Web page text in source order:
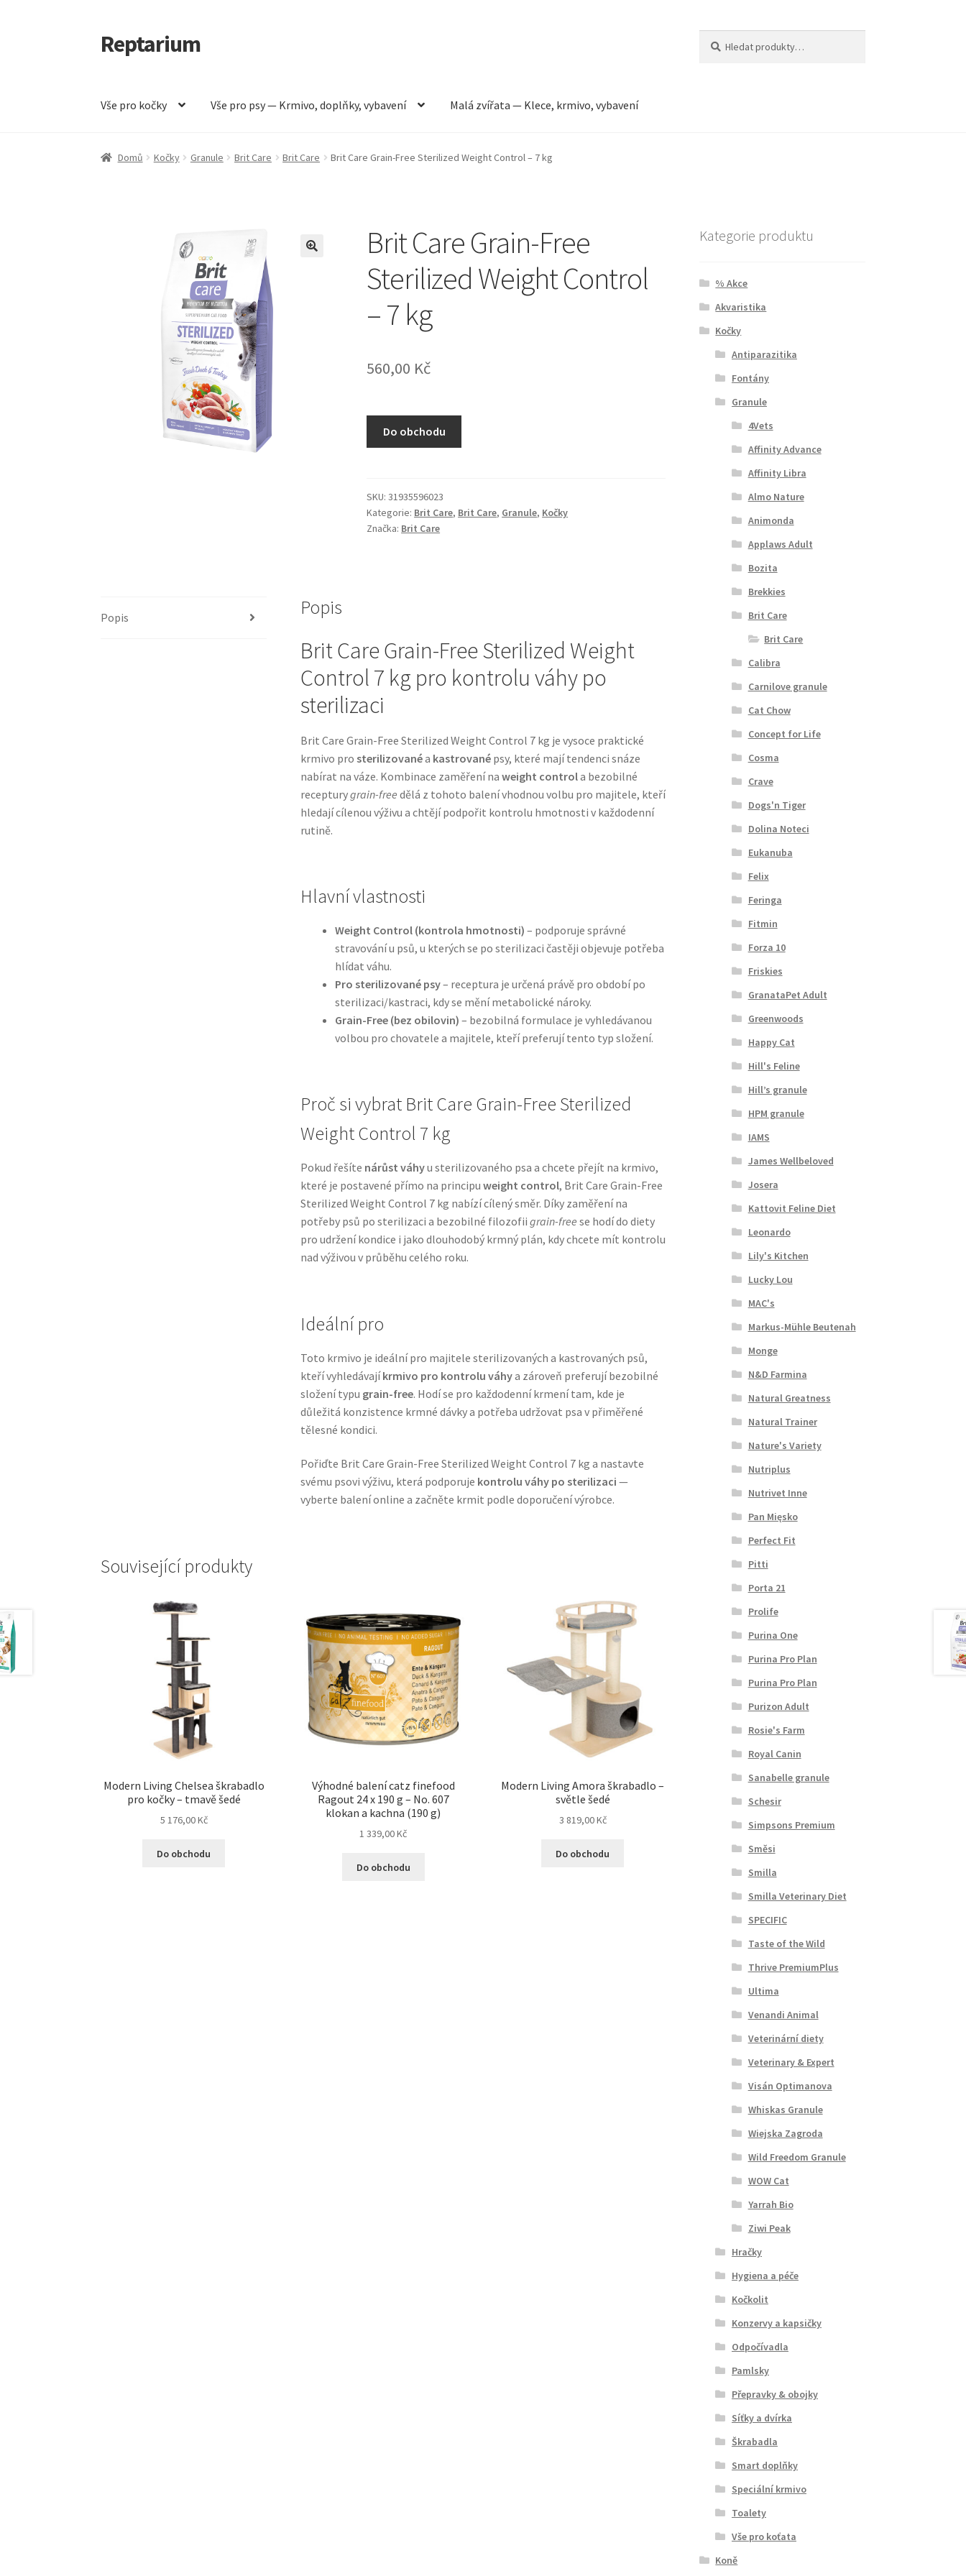
Přeskočit
na
Přejít
k
Reptarium
Vše pro kočky Vše pro psy — Krmivo, doplňky, vybavení Malá zvířata — Klece, krmivo, vybavení
Úvodní stránka Košík Malá zvířata — Klece, krmivo, vybavení Můj účet Obchod Pokladna Vše pro kočky
Domů Kočky Granule Brit Care Brit Care Brit Care Grain-Free Sterilized Weight Control – 7 kg
Brit Care Grain-Free
Sterilized Weight Control
– 7 kg
560,00 Kč
Do obchodu
SKU:31935596023
Kategorie: Brit Care, Brit Care, Granule, Kočky
Značka: Brit Care
Popis Popis
Brit Care Grain-Free Sterilized Weight
Control 7 kg pro kontrolu váhy po
sterilizaci
Brit Care Grain-Free Sterilized Weight Control 7 kg je vysoce praktické
krmivo pro sterilizovanéa kastrovanépsy, které mají tendenci snáze
nabírat na váze. Kombinace zaměření na weight controla bezobilné
recepturygrain-free dělá z tohoto balení vhodnou volbu pro majitele, kteří
hledají cílenou výživu a chtějí podpořit kontrolu hmotnosti v každodenní
rutině.
Hlavní vlastnosti
Weight Control (kontrola hmotnosti) – podporuje správné
stravování u psů, u kterých se po sterilizaci častěji objevuje potřeba
hlídat váhu.
Pro sterilizované psy– receptura je určená právě pro období po
sterilizaci/kastraci, kdy se mění metabolické nároky.
Grain-Free (bez obilovin) – bezobilná formulace je vyhledávanou
volbou pro chovatele a majitele, kteří preferují tento typ složení.
Proč si vybrat Brit Care Grain-Free Sterilized
Weight Control 7 kg
Pokud řešíte nárůst váhyu sterilizovaného psa a chcete přejít na krmivo,
které je postavené přímo na principu weight control, Brit Care Grain-Free
Sterilized Weight Control 7 kg nabízí cílený směr. Díky zaměření na
potřeby psů po sterilizaci a bezobilné filozofii grain-free se hodí do diety
pro udržení kondice i jako dlouhodobý krmný plán, kdy chcete mít kontrolu
nad výživou v průběhu celého roku.
Ideální pro
Toto krmivo je ideální pro majitele sterilizovaných a kastrovaných psů,
kteří vyhledávajíkrmivo pro kontrolu váhya zároveň preferují bezobilné
složení typu grain-free. Hodí se pro každodenní krmení tam, kde je
důležitá konzistence krmné dávky a potřeba udržovat psa v přiměřené
tělesné kondici.
Pořiďte Brit Care Grain-Free Sterilized Weight Control 7 kg a nastavte
svému psovi výživu, která podporuje kontrolu váhy po sterilizaci —
vyberte balení online a začněte krmit podle doporučení výrobce.
Související produkty
Modern Living Chelsea škrabadlo
pro kočky – tmavě šedé
5 176,00Kč
Do obchodu
Výhodné balení catz finefood
Ragout 24 x 190 g – No. 607
klokan a kachna (190 g)
1 339,00Kč
Do obchodu
Modern Living Amora škrabadlo –
světle šedé
3 819,00Kč
Do obchodu
Kategorie produktu
% Akce
Akvaristika
Kočky
Antiparazitika
Fontány
Granule
4Vets
Affinity Advance
Affinity Libra
Almo Nature
Animonda
Applaws Adult
Bozita
Brekkies
Brit Care
Brit Care
Calibra
Carnilove granule
Cat Chow
Concept for Life
Cosma
Crave
Dogs'n Tiger
Dolina Noteci
Eukanuba
Felix
Feringa
Fitmin
Forza 10
Friskies
GranataPet Adult
Greenwoods
Happy Cat
Hill's Feline
Hill’s granule
HPM granule
IAMS
James Wellbeloved
Josera
Kattovit Feline Diet
Leonardo
Lily's Kitchen
Lucky Lou
MAC's
Markus-Mühle Beutenah
Monge
N&D Farmina
Natural Greatness
Natural Trainer
Nature's Variety
Nutriplus
Nutrivet Inne
Pan Mięsko
Perfect Fit
Pitti
Porta 21
Prolife
Purina One
Purina Pro Plan
Purina Pro Plan
Purizon Adult
Rosie's Farm
Royal Canin
Sanabelle granule
Schesir
Simpsons Premium
Směsi
Smilla
Smilla Veterinary Diet
SPECIFIC
Taste of the Wild
Thrive PremiumPlus
Ultima
Venandi Animal
Veterinární diety
Veterinary & Expert
Visán Optimanova
Whiskas Granule
Wiejska Zagroda
Wild Freedom Granule
WOW Cat
Yarrah Bio
Ziwi Peak
Hračky
Hygiena a péče
Kočkolit
Konzervy a kapsičky
Odpočívadla
Pamlsky
Přepravky & obojky
Síťky a dvírka
Škrabadla
Smart doplňky
Speciální krmivo
Toalety
Vše pro koťata
Koně